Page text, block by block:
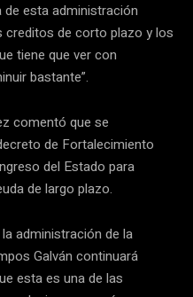
esta administración
creditos de corto plazo y los
tiene que ver con
bastante”.
comentó que se
de Fortalecimiento
del Estado para
de largo plazo.
administración de la
Galván continuará
esta es una de las